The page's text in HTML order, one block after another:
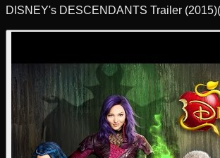
DISNEY's DESCENDANTS Trailer (2015)